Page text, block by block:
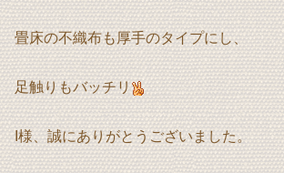
畳床の不織布も厚手のタイプにし、
足触りもバッチリ
I様、誠にありがとうございました。